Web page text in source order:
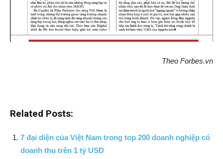
Theo Forbes.vn
Related Posts:
7 đại diện của Việt Nam trong top 200 doanh nghiệp có
doanh thu trên 1 tỷ USD